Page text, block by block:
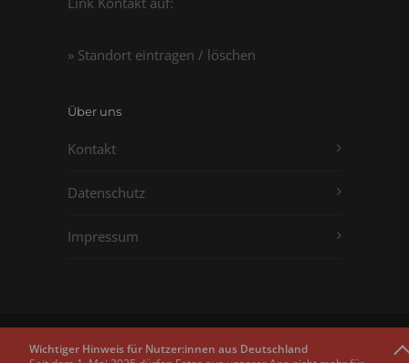
» Standort eintragen / löschen
Über uns
Kontakt
Datenschutz
Impressum
Copyright © 2011 - 2026
Wichtiger Hinweis für Nutzer:innen aus Deutschland